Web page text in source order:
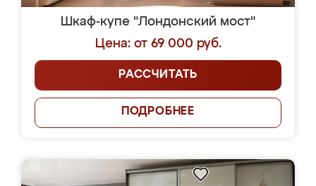
Шкаф-купе "Лондонский мост"
Цена: от 69 000 руб.
РАССЧИТАТЬ
ПОДРОБНЕЕ